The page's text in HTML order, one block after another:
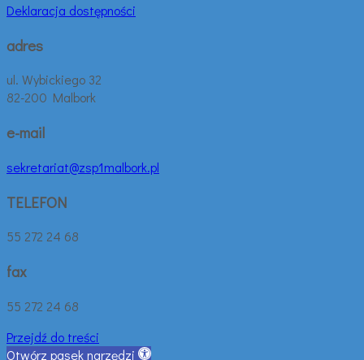
Deklaracja dostępności
adres
ul. Wybickiego 32
82-200 Malbork
e-mail
sekretariat@zsp1malbork.pl
TELEFON
55 272 24 68
fax
55 272 24 68
Przejdź do treści
Otwórz pasek narzędzi